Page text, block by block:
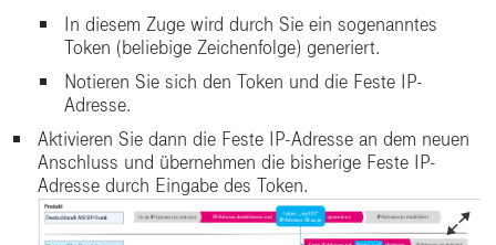
In diesem Zuge wird durch Sie ein sogenanntes
Token (beliebige Zeichenfolge) generiert.
Notieren Sie sich den Token und die Feste IP-
Adresse.
Aktivieren Sie dann die Feste IP-Adresse an dem neuen
Anschluss und übernehmen die bisherige Feste IP-
Adresse durch Eingabe des Token.